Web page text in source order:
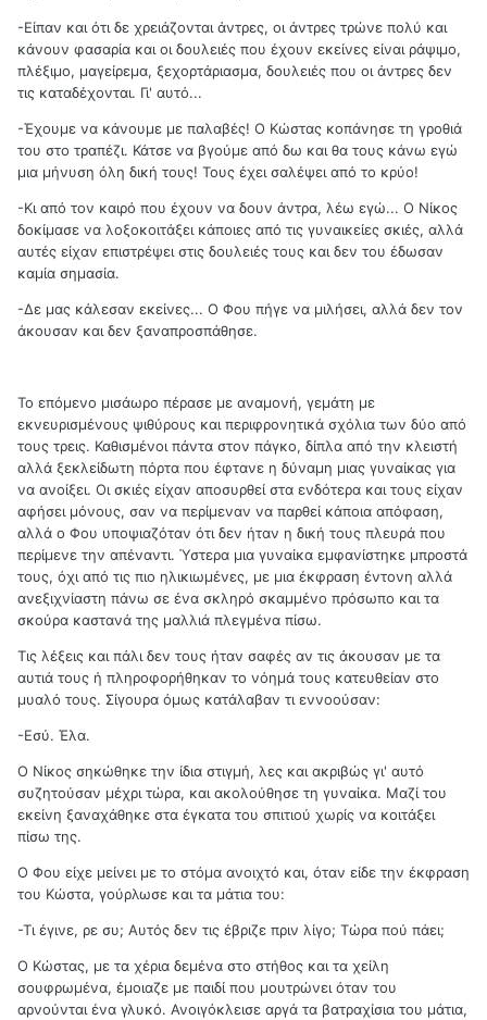
-Είπαν και ότι δε χρειάζονται άντρες, οι άντρες τρώνε πολύ και
κάνουν φασαρία και οι δουλειές που έχουν εκείνες είναι ράψιμο,
πλέξιμο, μαγείρεμα, ξεχορτάριασμα, δουλειές που οι άντρες δεν
τις καταδέχονται. Γι' αυτό...
-Έχουμε να κάνουμε με παλαβές! Ο Κώστας κοπάνησε τη γροθιά
του στο τραπέζι. Κάτσε να βγούμε από δω και θα τους κάνω εγώ
μια μήνυση όλη δική τους! Τους έχει σαλέψει από το κρύο!
-Κι από τον καιρό που έχουν να δουν άντρα, λέω εγώ... Ο Νίκος
δοκίμασε να λοξοκοιτάξει κάποιες από τις γυναικείες σκιές, αλλά
αυτές είχαν επιστρέψει στις δουλειές τους και δεν του έδωσαν
καμία σημασία.
-Δε μας κάλεσαν εκείνες... Ο Φου πήγε να μιλήσει, αλλά δεν τον
άκουσαν και δεν ξαναπροσπάθησε.
Το επόμενο μισάωρο πέρασε με αναμονή, γεμάτη με
εκνευρισμένους ψιθύρους και περιφρονητικά σχόλια των δύο από
τους τρεις. Καθισμένοι πάντα στον πάγκο, δίπλα από την κλειστή
αλλά ξεκλείδωτη πόρτα που έφτανε η δύναμη μιας γυναίκας για
να ανοίξει. Οι σκιές είχαν αποσυρθεί στα ενδότερα και τους είχαν
αφήσει μόνους, σαν να περίμεναν να παρθεί κάποια απόφαση,
αλλά ο Φου υποψιαζόταν ότι δεν ήταν η δική τους πλευρά που
περίμενε την απέναντι. Ύστερα μια γυναίκα εμφανίστηκε μπροστά
τους, όχι από τις πιο ηλικιωμένες, με μια έκφραση έντονη αλλά
ανεξιχνίαστη πάνω σε ένα σκληρό σκαμμένο πρόσωπο και τα
σκούρα καστανά της μαλλιά πλεγμένα πίσω.
Τις λέξεις και πάλι δεν τους ήταν σαφές αν τις άκουσαν με τα
αυτιά τους ή πληροφορήθηκαν το νόημά τους κατευθείαν στο
μυαλό τους. Σίγουρα όμως κατάλαβαν τι εννοούσαν:
-Εσύ. Έλα.
Ο Νίκος σηκώθηκε την ίδια στιγμή, λες και ακριβώς γι' αυτό
συζητούσαν μέχρι τώρα, και ακολούθησε τη γυναίκα. Μαζί του
εκείνη ξαναχάθηκε στα έγκατα του σπιτιού χωρίς να κοιτάξει
πίσω της.
Ο Φου είχε μείνει με το στόμα ανοιχτό και, όταν είδε την έκφραση
του Κώστα, γούρλωσε και τα μάτια του:
-Τι έγινε, ρε συ; Αυτός δεν τις έβριζε πριν λίγο; Τώρα πού πάει;
Ο Κώστας, με τα χέρια δεμένα στο στήθος και τα χείλη
σουφρωμένα, έμοιαζε με παιδί που μουτρώνει όταν του
αρνούνται ένα γλυκό. Ανοιγόκλεισε αργά τα βατραχίσια του μάτια,